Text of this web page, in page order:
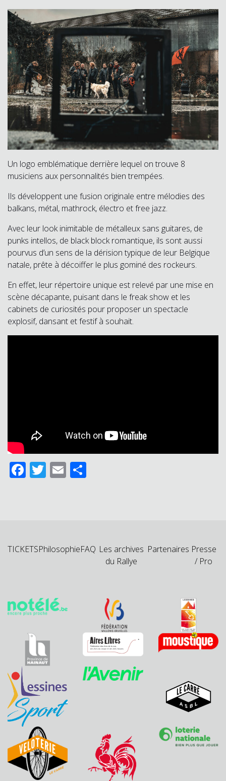
Un logo emblématique derrière lequel on trouve 8
musiciens aux personnalités bien trempées.
Ils développent une fusion originale entre mélodies des
balkans, métal, mathrock, électro et free jazz.
Avec leur look inimitable de métalleux sans guitares, de
punks intellos, de black block romantique, ils sont aussi
pourvus d’un sens de la dérision typique de leur Belgique
natale, prête à décoiffer le plus gominé des rockeurs.
En effet, leur répertoire unique est relevé par une mise en
scène décapante, puisant dans le freak show et les
cabinets de curiosités pour proposer un spectacle
explosif, dansant et festif à souhait.
Facebook
Twitter
Email
TICKETSPhilosophieFAQ Les archives
du Rallye
Partenaires Presse
/ Pro